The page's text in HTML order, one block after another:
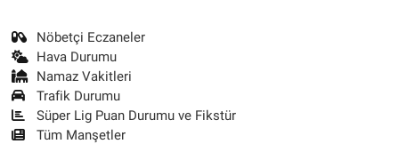
Nöbetçi Eczaneler
Hava Durumu
Namaz Vakitleri
Trafik Durumu
Süper Lig Puan Durumu ve Fikstür
Tüm Manşetler